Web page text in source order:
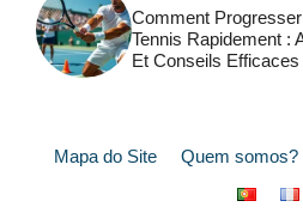
Comment
Tennis Rapidement :
Et Conseils Efficaces
Mapa do Site Quem somos?